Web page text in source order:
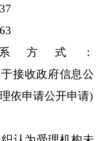
方式：
接收政府信息公
依申请公开申请)